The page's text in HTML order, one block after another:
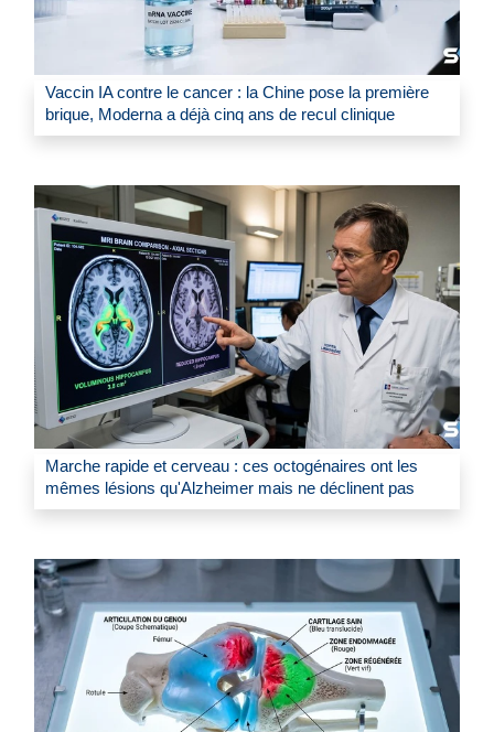
Vaccin IA contre le cancer : la Chine pose la première
brique, Moderna a déjà cinq ans de recul clinique
Marche rapide et cerveau : ces octogénaires ont les
mêmes lésions qu'Alzheimer mais ne déclinent pas